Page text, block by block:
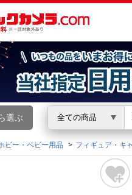
選ぶ 全ての商品
こんにちは
ログイン
ビー・ベビー用品 フィギュア・キ